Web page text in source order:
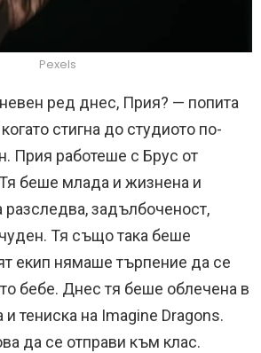
Pexels
ред днес, Прия? — попита
стигна до студиото по-
Прия работеше с Брус от
беше млада и жизнена и
задълбоченост,
Тя също така беше
екип нямаше търпение да се
бебе. Днес тя беше облечена в
и тениска на Imagine Dragons.
да се отправи към клас.